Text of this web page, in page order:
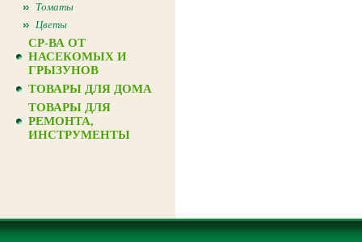
Томаты
Цветы
СР-ВА ОТ
НАСЕКОМЫХ И
ГРЫЗУНОВ
ТОВАРЫ ДЛЯ ДОМА
ТОВАРЫ ДЛЯ
РЕМОНТА,
ИНСТРУМЕНТЫ